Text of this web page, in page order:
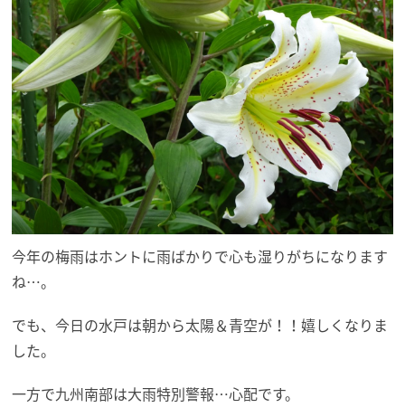
今年の梅雨はホントに雨ばかりで心も湿りがちになります
ね…。
でも、今日の水戸は朝から太陽＆青空が！！嬉しくなりま
した。
一方で九州南部は大雨特別警報…心配です。